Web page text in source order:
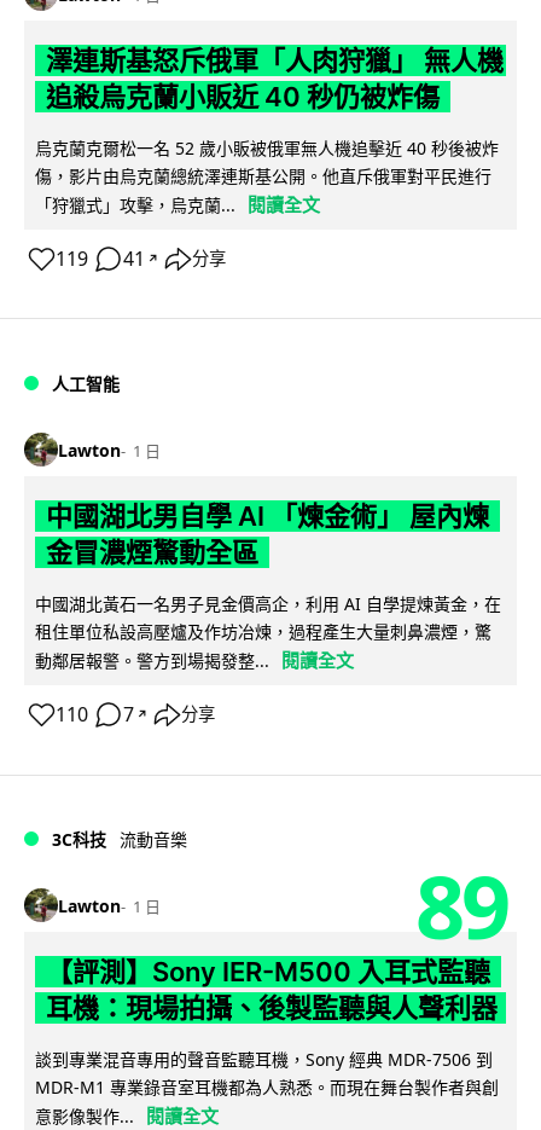
澤連斯基怒斥俄軍「人肉狩獵」 無人機
追殺烏克蘭小販近 40 秒仍被炸傷
烏克蘭克爾松一名 52 歲小販被俄軍無人機追擊近 40 秒後被炸
傷，影片由烏克蘭總統澤連斯基公開。他直斥俄軍對平民進行
「狩獵式」攻擊，烏克蘭...
閱讀全文
119 41 ↗ 分享
人工智能
Lawton 1 日
中國湖北男自學 AI 「煉金術」 屋內煉
金冒濃煙驚動全區
中國湖北黃石一名男子見金價高企，利用 AI 自學提煉黃金，在
租住單位私設高壓爐及作坊冶煉，過程產生大量刺鼻濃煙，驚
動鄰居報警。警方到場揭發整...
閱讀全文
110 7 ↗ 分享
3C科技 流動音樂
Lawton 1 日 89
【評測】Sony IER-M500 入耳式監聽
耳機：現場拍攝、後製監聽與人聲利器
談到專業混音專用的聲音監聽耳機，Sony 經典 MDR-7506 到
MDR-M1 專業錄音室耳機都為人熟悉。而現在舞台製作者與創
意影像製作...
閱讀全文